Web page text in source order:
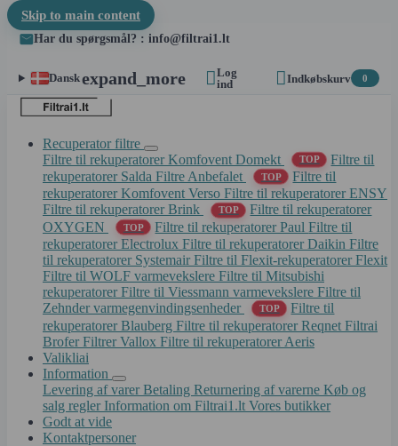
Skip to main content
Har du spørgsmål? : info@filtrai1.lt
Danskexpand_more Log
ind
Indkøbskurv 0
Recuperator filtre
Filtre til rekuperatorer Komfovent Domekt
TOP
Filtre til
rekuperatorer Salda Filtre Anbefalet TOP
Filtre til
rekuperatorer Komfovent Verso Filtre til rekuperatorer ENSY
Filtre til rekuperatorer Brink
TOP
Filtre til rekuperatorer
OXYGEN
TOP Filtre til rekuperatorer PaulFiltre til
rekuperatorer Electrolux Filtre til rekuperatorer Daikin Filtre
til rekuperatorer Systemair Filtre til Flexit-rekuperatorer Flexit
Filtre til WOLF varmevekslere Filtre til Mitsubishi
rekuperatorer Filtre til Viessmann varmevekslere Filtre til
Zehnder varmegenvindingsenheder
TOP
Filtre til
rekuperatorer Blauberg Filtre til rekuperatorer Reqnet Filtrai
Brofer Filtrer Vallox Filtre til rekuperatorer Aeris
Valikliai
Information
Levering af varer Betaling Returnering af varerne Køb og
salg regler Information om Filtrai1.lt Vores butikker
Godt at vide
Kontaktpersoner